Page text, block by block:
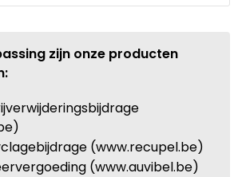
zijn onze producten
(www.recupel.be)
(www.auvibel.be)